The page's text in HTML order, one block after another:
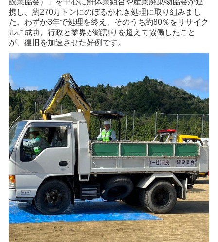
設業協会）」を中心に解体業組合や産業廃棄物協会が連
携し、約270万トンにのぼるがれき処理に取り組みまし
た。わずか3年で処理を終え、そのうち約80％をリサイク
ルに成功。行政と業界が縦割りを超えて協働したこと
が、復旧を加速させた好例です。